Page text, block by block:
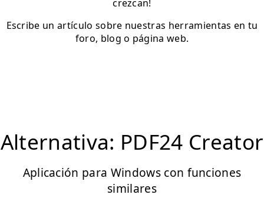
crezcan!
Escribe un artículo sobre nuestras herramientas en tu
foro, blog o página web.
Alternativa: PDF24 Creator
Aplicación para Windows con funciones
similares